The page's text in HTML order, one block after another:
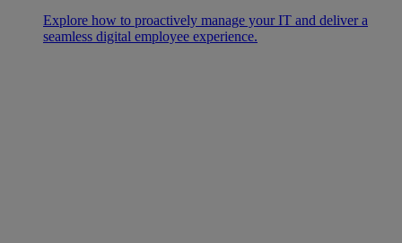
Explore how to proactively manage your IT and deliver a
seamless digital employee experience.